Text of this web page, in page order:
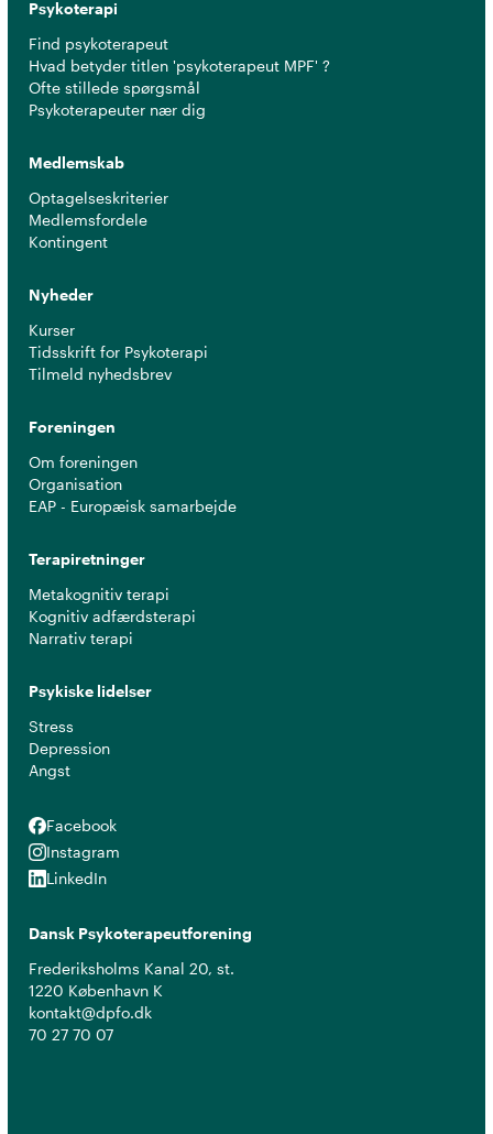
Psykoterapi
Find psykoterapeut
Hvad betyder titlen 'psykoterapeut MPF' ?
Ofte stillede spørgsmål
Psykoterapeuter nær dig
Medlemskab
Optagelseskriterier
Medlemsfordele
Kontingent
Nyheder
Kurser
Tidsskrift for Psykoterapi
Tilmeld nyhedsbrev
Foreningen
Om foreningen
Organisation
EAP - Europæisk samarbejde
Terapiretninger
Metakognitiv terapi
Kognitiv adfærdsterapi
Narrativ terapi
Psykiske lidelser
Stress
Depression
Angst
Facebook
Facebook
Instagram
Instagram
LinkedIn
LinkedIn
Dansk Psykoterapeutforening
Frederiksholms Kanal 20, st.
1220 København K
kontakt@dpfo.dk
70 27 70 07